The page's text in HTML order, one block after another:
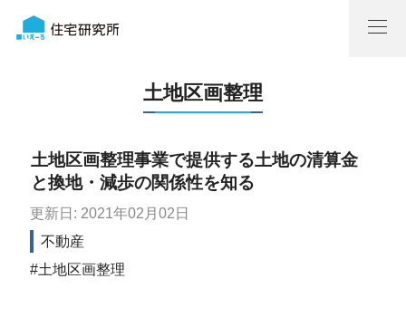
土地区画整理
土地区画整理事業で提供する土地の清算金
と換地・減歩の関係性を知る
更新日: 2021年02月02日
不動産
土地区画整理